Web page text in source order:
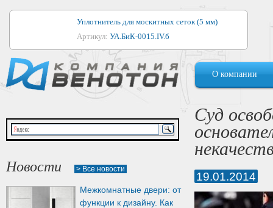
Уплотнитель для москитных сеток (5 мм)
Артикул: УА.БиК-0015.IV.б
Уплотнитель для алюминиевых окон
Артикул:1044
Уплотнитель для деревянных окон
Артикул:УМ.БиК-0062.IV.б
Уплотнитель лоджиевый для (4, 5, 6 мм)
Уплотнитель для деревянных дверей
Артикул:
О компании
Новости > Все новости
Межкомнатные двери: от
функции к дизайну. Как
Суд
19.01.2014